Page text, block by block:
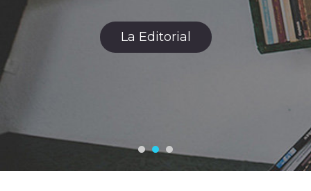
Catálogo De Libros